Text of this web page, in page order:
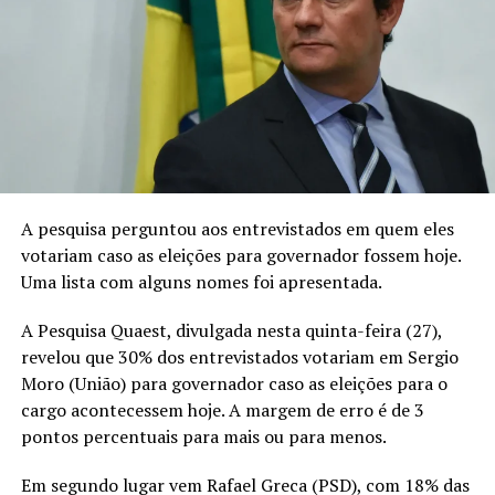
A pesquisa perguntou aos entrevistados em quem eles
votariam caso as eleições para governador fossem hoje.
Uma lista com alguns nomes foi apresentada.
A Pesquisa Quaest, divulgada nesta quinta-feira (27),
revelou que 30% dos entrevistados votariam em Sergio
Moro (União) para governador caso as eleições para o
cargo acontecessem hoje. A margem de erro é de 3
pontos percentuais para mais ou para menos.
Em segundo lugar vem Rafael Greca (PSD), com 18% das